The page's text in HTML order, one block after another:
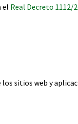
el Real Decreto 1112/
sitios web y